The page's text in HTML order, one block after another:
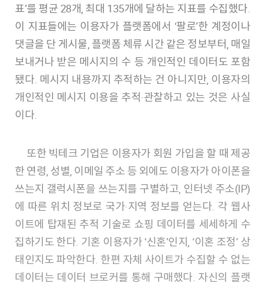
표’를 평균 28개, 최대 135개에 달하는 지표를 수집했다.
이 지표들에는 이용자가 플랫폼에서 ‘팔로’한 계정이나
댓글을 단 게시물, 플랫폼 체류 시간 같은 정보부터, 매일
보내거나 받은 메시지의 수 등 개인적인 데이터도 포함
됐다. 메시지 내용까지 추적하는 건 아니지만, 이용자의
개인적인 메시지 이용을 추적·관찰하고 있는 것은 사실
이다.
또한 빅테크 기업은 이용자가 회원 가입을 할 때 제공
한 연령, 성별, 이메일 주소 등 외에도 이용자가 아이폰을
쓰는지 갤럭시폰을 쓰는지를 구별하고, 인터넷 주소(IP)
에 따른 위치 정보로 국가·지역 정보를 얻는다. 각 웹사
이트에 탑재된 추적 기술로 쇼핑 데이터를 세세하게 수
집하기도 한다. 기혼 이용자가 ‘신혼’인지, ‘이혼 조정’ 상
태인지도 파악한다. 한편 자체 사이트가 수집할 수 없는
데이터는 데이터 브로커를 통해 구매했다. 자신의 플랫